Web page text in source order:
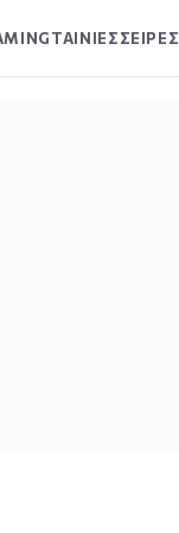
ΤΑΙΝΙΕΣΣΕΙΡΕΣ